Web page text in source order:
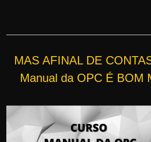
MAS AFINAL DE
Manual da OPC É BOM